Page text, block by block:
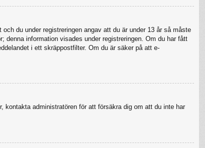
du under registreringen angav att du är under 13 år så måste
information visades under registreringen. Om du har fått
i ett skräppostfilter. Om du är säker på att e-
kontakta administratören för att försäkra dig om att du inte har